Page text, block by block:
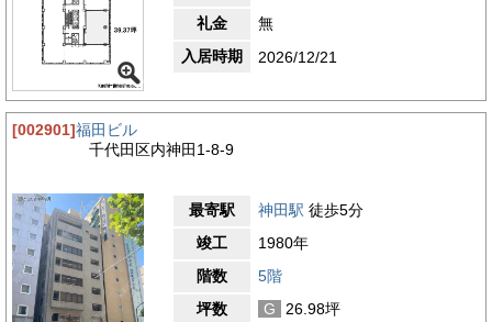
礼金
無
入居時期
2026/12/21
[002901]福田ビル
千代田区内神田1-8-9
最寄駅 神田駅 徒歩5分
竣工
1980年
階数
5階
坪数
G
26.98坪